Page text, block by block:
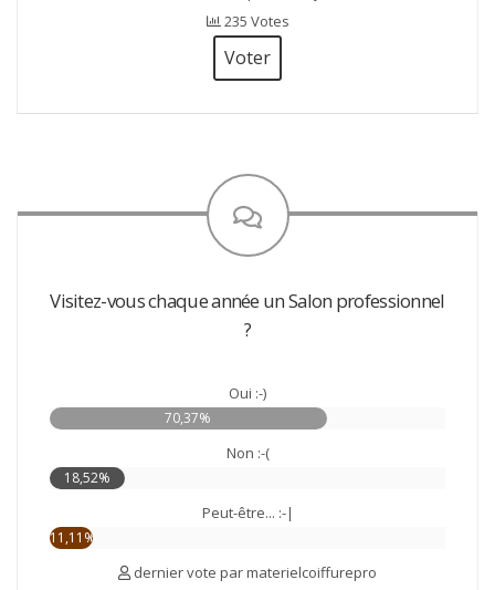
235 Votes
Voter
Visitez-vous chaque année un Salon professionnel
?
Oui :-)
70,37%
Non :-(
18,52%
Peut-être... :-|
11,11%
dernier vote par materielcoiffurepro